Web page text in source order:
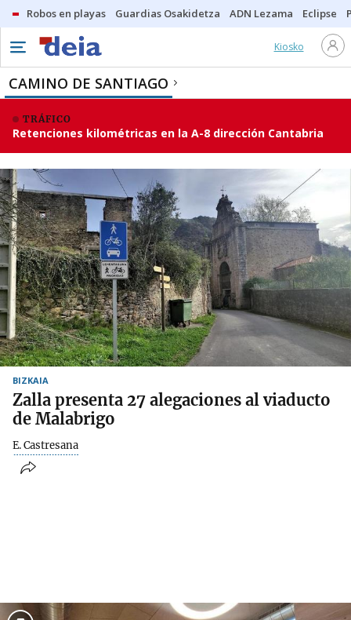
Robos en playas Guardias Osakidetza ADN Lezama Eclipse
Kiosko
CAMINO DE SANTIAGO
TRÁFICO
Retenciones kilométricas en la A-8 dirección Cantabria
BIZKAIA
Zalla presenta 27 alegaciones al viaducto
de Malabrigo
E. Castresana